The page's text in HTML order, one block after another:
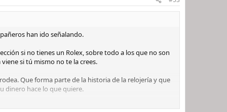
han ido señalando.
si no tienes un Rolex, sobre todo a los que no son
si tú mismo no te la crees.
Que forma parte de la historia de la relojería y que
dinero hace lo que quiere.
en este momento barajo muchos modelos y